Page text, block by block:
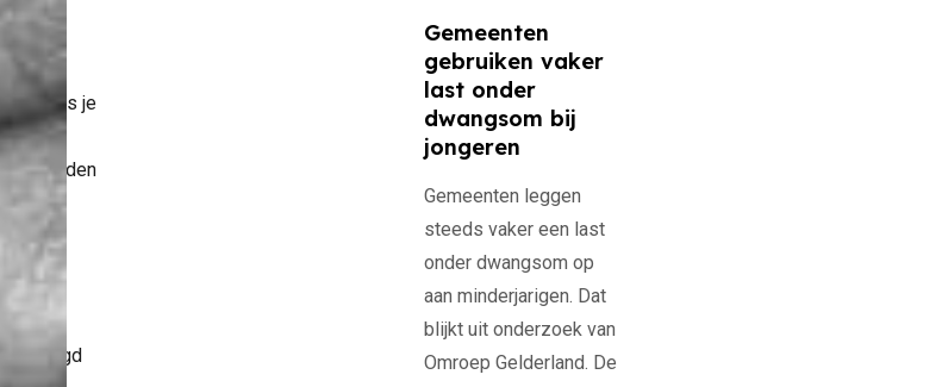
lees je
de
door
Jeugd
Gemeenten
gebruiken vaker
last onder
dwangsom bij
jongeren
Gemeenten leggen
steeds vaker een last
onder dwangsom op
aan minderjarigen. Dat
blijkt uit onderzoek van
Omroep Gelderland. De